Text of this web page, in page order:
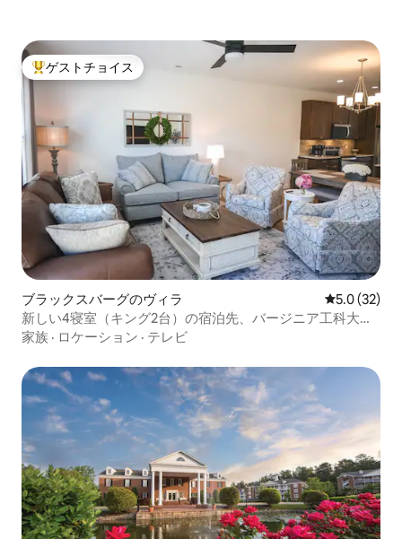
大好評のゲストチョイスです。
ゲストチョイス
ブラックスバーグのヴィラ レビュー32
5.0 (32)
新しい4寝室（キング2台）の宿泊先、バージニア工科大学
近く
家族 · ロケーション · テレビ